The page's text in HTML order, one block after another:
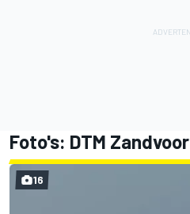
Foto's: DTM
16